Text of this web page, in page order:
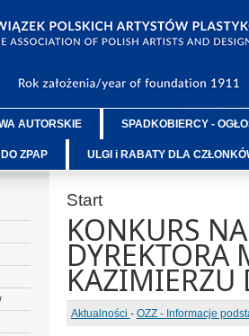
AUTORSKIE SPADKOBIERCY -
ZPAP ULGI i RABATY DLA
Start
KONKURS
KAZIMIERZU
Aktualności - OZZ - Informacje